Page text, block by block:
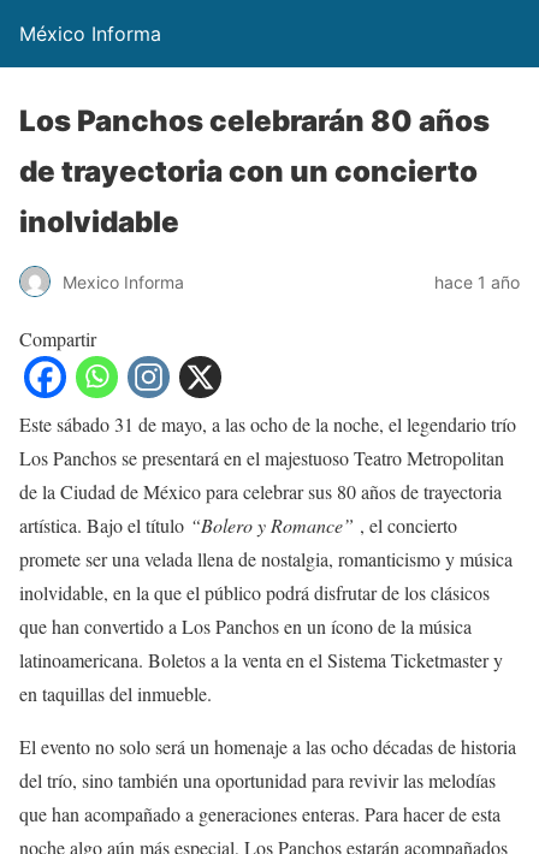
México Informa
Los Panchos celebrarán 80 años
de trayectoria con un concierto
inolvidable
Mexico Informa hace 1 año
Compartir
Este sábado 31 de mayo, a las ocho de la noche, el legendario trío
Los Panchos se presentará en el majestuoso Teatro Metropolitan
de la Ciudad de México para celebrar sus 80 años de trayectoria
artística. Bajo el título “Bolero y Romance” , el concierto
promete ser una velada llena de nostalgia, romanticismo y música
inolvidable, en la que el público podrá disfrutar de los clásicos
que han convertido a Los Panchos en un ícono de la música
latinoamericana. Boletos a la venta en el Sistema Ticketmaster y
en taquillas del inmueble.
El evento no solo será un homenaje a las ocho décadas de historia
del trío, sino también una oportunidad para revivir las melodías
que han acompañado a generaciones enteras. Para hacer de esta
noche algo aún más especial, Los Panchos estarán acompañados